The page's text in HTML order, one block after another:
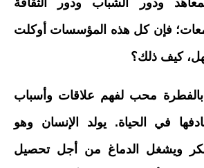
ودور الشباب ودور الثقافة
فإن كل هذه المؤسسات أوكلت
كيف ذلك؟
بالفطرة محب لفهم علاقات وأسباب
في الحياة. يولد الإنسان وهو
ويشغل الدماغ من أجل تحصيل